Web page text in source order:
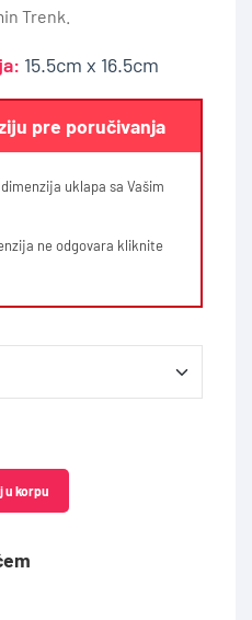
Trenk.
15.5cm x 16.5cm
pre poručivanja
uklapa sa Vašim
ne odgovara kliknite
u korpu